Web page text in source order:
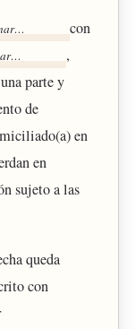
con
,
parte y
de
en
en
sujeto a las
queda
con